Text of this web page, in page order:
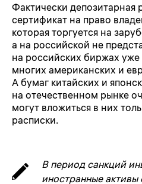
Фактически депозитарная
сертификат на право
которая торгуется на
а на российской не
на российских биржах
многих американских и
А бумаг китайских и
на отечественном рынке
могут вложиться в них
расписки.
В период санкций
иностранные